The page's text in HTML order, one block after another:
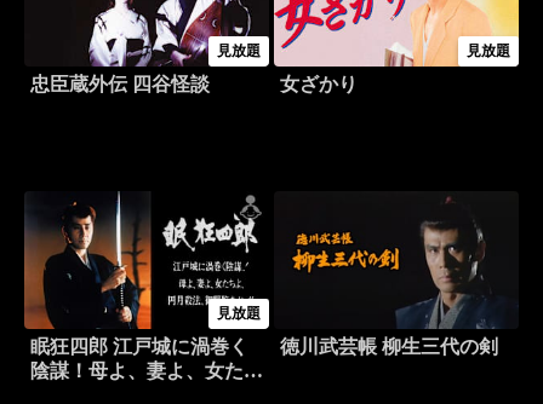
見放題
忠臣蔵外伝 四谷怪談
見放題
女ざかり
見放題
眠狂四郎 江戸城に渦巻く
陰謀！母よ、妻よ、女たち
徳川武芸帳 柳生三代の剣